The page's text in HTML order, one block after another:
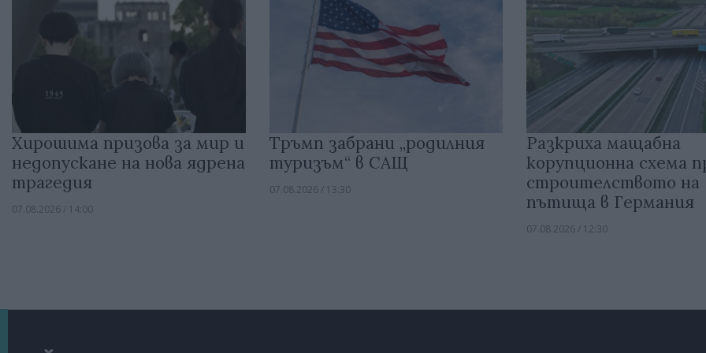
Хирошима призова за мир и
недопускане на нова ядрена
трагедия
07.08.2026 / 14:00
Тръмп забрани „родилния
туризъм“ в САЩ
07.08.2026 / 13:30
Разкриха мащабна
корупционна схема
строителството на
пътища в Германия
07.08.2026 / 12:30